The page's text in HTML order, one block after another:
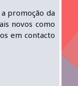
promoção da
novos como
em contacto